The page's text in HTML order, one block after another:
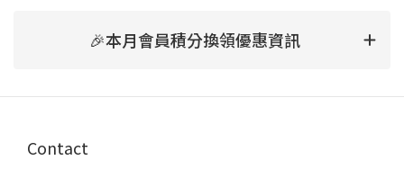
症。多種維他命B群（B1、B2、B6、B12）、維他命C 支持能量新
食，比較細隻或者唔咬得膠囊嘅毛孩更易接受。熱烈推薦：點解要
優先選用AKANE NMN健康補助食品？有NMN、益生菌、葡萄糖胺
🎉本月會員積分換領優惠資訊
Contact